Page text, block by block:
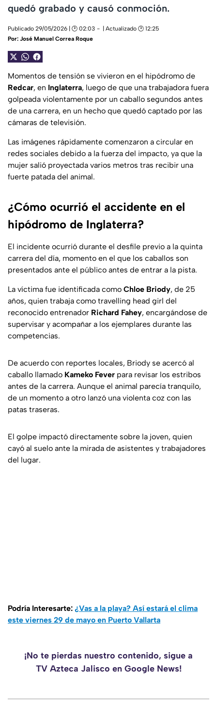
quedó grabado y causó conmoción.
Publicado 29/05/2026 | 🕑 02:03
| Actualizado 🕑 12:25
Por: José Manuel Correa Roque
Momentos de tensión se vivieron en el hipódromo de
Redcar, en Inglaterra, luego de que una trabajadora fuera
golpeada violentamente por un caballo segundos antes
de una carrera, en un hecho que quedó captado por las
cámaras de televisión.
Las imágenes rápidamente comenzaron a circular en
redes sociales debido a la fuerza del impacto, ya que la
mujer salió proyectada varios metros tras recibir una
fuerte patada del animal.
¿Cómo ocurrió el accidente en el
hipódromo de Inglaterra?
El incidente ocurrió durante el desfile previo a la quinta
carrera del día, momento en el que los caballos son
presentados ante el público antes de entrar a la pista.
La víctima fue identificada como Chloe Briody, de 25
años, quien trabaja como travelling head girl del
reconocido entrenador Richard Fahey, encargándose de
supervisar y acompañar a los ejemplares durante las
competencias.
De acuerdo con reportes locales, Briody se acercó al
caballo llamado Kameko Fever para revisar los estribos
antes de la carrera. Aunque el animal parecía tranquilo,
de un momento a otro lanzó una violenta coz con las
patas traseras.
El golpe impactó directamente sobre la joven, quien
cayó al suelo ante la mirada de asistentes y trabajadores
del lugar.
Podría Interesarte: ¿Vas a la playa? Así estará el clima
este viernes 29 de mayo en Puerto Vallarta
¡No te pierdas nuestro contenido, sigue a
TV Azteca Jalisco en Google News!